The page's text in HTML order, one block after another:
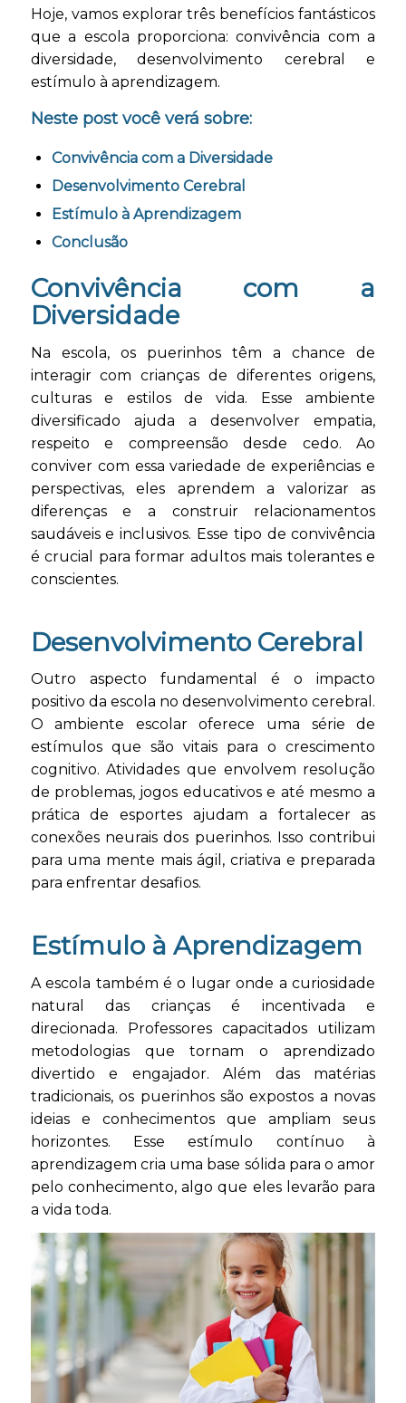
Hoje, vamos explorar três benefícios fantásticos
que a escola proporciona: convivência com a
diversidade, desenvolvimento cerebral e
estímulo à aprendizagem.
Neste post você verá sobre:
Convivência com a Diversidade
Desenvolvimento Cerebral
Estímulo à Aprendizagem
Conclusão
Convivência com a
Diversidade
Na escola, os puerinhos têm a chance de
interagir com crianças de diferentes origens,
culturas e estilos de vida. Esse ambiente
diversificado ajuda a desenvolver empatia,
respeito e compreensão desde cedo. Ao
conviver com essa variedade de experiências e
perspectivas, eles aprendem a valorizar as
diferenças e a construir relacionamentos
saudáveis e inclusivos. Esse tipo de convivência
é crucial para formar adultos mais tolerantes e
conscientes.
Desenvolvimento Cerebral
Outro aspecto fundamental é o impacto
positivo da escola no desenvolvimento cerebral.
O ambiente escolar oferece uma série de
estímulos que são vitais para o crescimento
cognitivo. Atividades que envolvem resolução
de problemas, jogos educativos e até mesmo a
prática de esportes ajudam a fortalecer as
conexões neurais dos puerinhos. Isso contribui
para uma mente mais ágil, criativa e preparada
para enfrentar desafios.
Estímulo à Aprendizagem
A escola também é o lugar onde a curiosidade
natural das crianças é incentivada e
direcionada. Professores capacitados utilizam
metodologias que tornam o aprendizado
divertido e engajador. Além das matérias
tradicionais, os puerinhos são expostos a novas
ideias e conhecimentos que ampliam seus
horizontes. Esse estímulo contínuo à
aprendizagem cria uma base sólida para o amor
pelo conhecimento, algo que eles levarão para
a vida toda.